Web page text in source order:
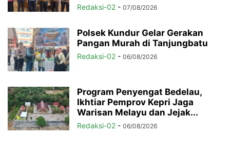
Redaksi-02 - 07/08/2026
Polsek Kundur Gelar Gerakan
Pangan Murah di Tanjungbatu
Redaksi-02 - 06/08/2026
Program Penyengat Bedelau,
Ikhtiar Pemprov Kepri Jaga
Warisan Melayu dan Jejak...
Redaksi-02 - 06/08/2026